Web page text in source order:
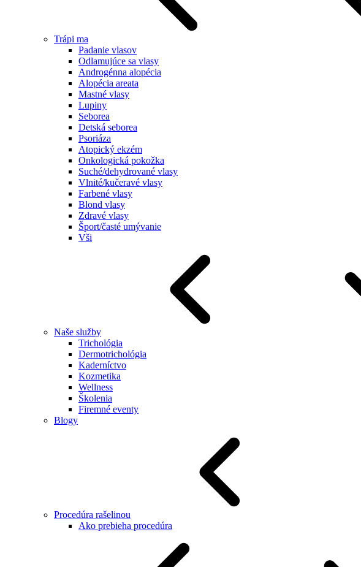
Trápi ma
Padanie vlasov
Odlamujúce sa vlasy
Androgénna alopécia
Alopécia areata
Mastné vlasy
Lupiny
Seborea
Detská seborea
Psoriáza
Atopický ekzém
Onkologická pokožka
Suché/dehydrované vlasy
Vlnité/kučeravé vlasy
Farbené vlasy
Blond vlasy
Zdravé vlasy
Šport/časté umývanie
Vši
Naše služby
Trichológia
Dermotrichológia
Kaderníctvo
Kozmetika
Wellness
Školenia
Firemné eventy
Blogy
Procedúra rašelinou
Ako prebieha procedúra